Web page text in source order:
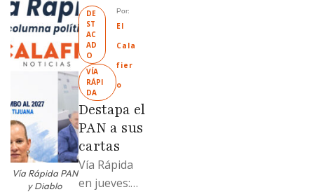
Mexicali;
Llamadme
Ruffo
“Mandela”;
Evangelina
Moreno no
soportó; Los
…
Vía Rápida PAN
y Diablo
DE
ST
AC
AD
O
VÍA
RÁPI
DA
Por:
El
Cala
fier
o
Destapa el
PAN a sus
cartas
Vía Rápida
en jueves: